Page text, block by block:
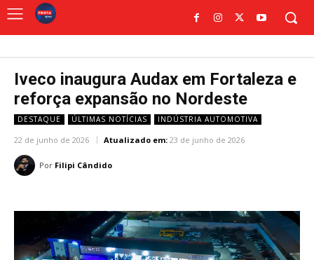
Iveco inaugura Audax em Fortaleza e
reforça expansão no Nordeste
DESTAQUE ÚLTIMAS NOTÍCIAS INDÚSTRIA AUTOMOTIVA
22 de junho de 2026 Atualizado em: 23 de junho de 2026
Por Filipi Cândido